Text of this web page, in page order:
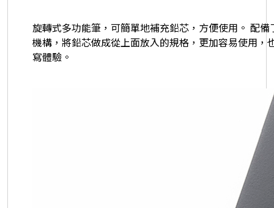
旋轉式多功能筆，可簡單地補充鉛芯，方便使用。 配
機構，將鉛芯做成從上面放入的規格，更加容易使用，
寫體驗。